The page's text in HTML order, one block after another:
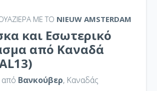
ΜΕ ΤΟ NIEUW AMSTERDAM
και Εσωτερικό
από Καναδά
Βανκούβερ, Καναδάς